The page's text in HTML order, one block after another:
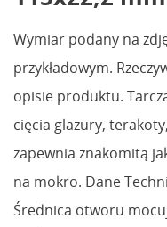
Wymiar podany na
przykładowym.
opisie produktu.
cięcia glazury,
zapewnia znakomitą
na mokro. Dane
Średnica otworu